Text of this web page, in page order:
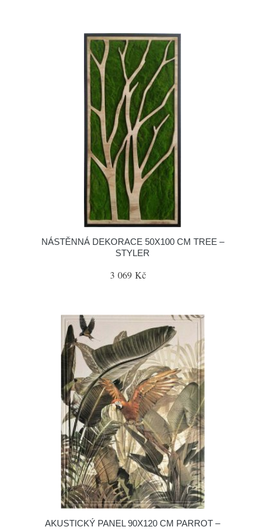
NÁSTĚNNÁ DEKORACE 50X100 CM TREE –
STYLER
3 069 Kč
AKUSTICKÝ PANEL 90X120 CM PARROT –